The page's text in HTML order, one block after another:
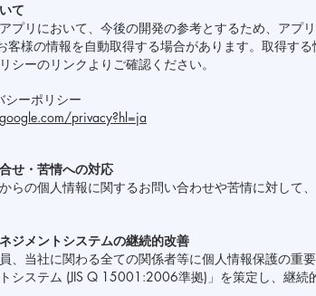
て
プリにおいて、今後の開発の参考とするため、アプ
客様の情報を自動取得する場合があります。取得す
シーのリンクよりご確認ください。
シーポリシー
privacy?hl=ja
せ・苦情への対応
らの個人情報に関するお問い合わせや苦情に対して
ジメントシステムの継続的改善
、当社に関わる全ての関係者等に個人情報保護の重
システム (JIS Q 15001:2006準拠)」を策定し、継続